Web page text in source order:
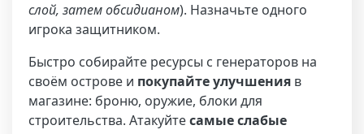
слой, затем обсидианом). Назначьте одного
игрока защитником.
Быстро собирайте ресурсы с генераторов на
своём острове и покупайте улучшения в
магазине: броню, оружие, блоки для
строительства. Атакуйтесамые слабые